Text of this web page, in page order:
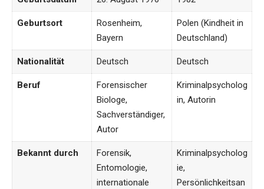
Geburtsort
Rosenheim,
Bayern
Polen (Kindheit in
Deutschland)
Nationalität Deutsch Deutsch
Beruf
Forensischer
Biologe,
Sachverständiger,
Autor
Kriminalpsycholog
in, Autorin
Bekannt durch
Forensik,
Entomologie,
internationale
Kriminalpsycholog
ie,
Persönlichkeitsan